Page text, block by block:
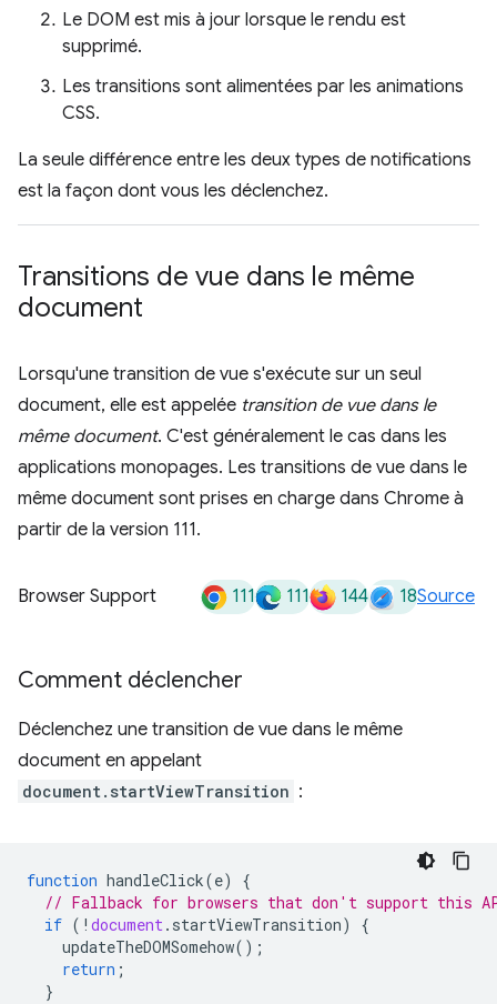
Le DOM est mis à jour lorsque le rendu est
supprimé.
Les transitions sont alimentées par les animations
CSS.
La seule différence entre les deux types de notifications
est la façon dont vous les déclenchez.
Transitions de vue dans le même
document
Lorsqu'une transition de vue s'exécute sur un seul
document, elle est appelée transition de vue dans le
même document. C'est généralement le cas dans les
applications monopages. Les transitions de vue dans le
même document sont prises en charge dans Chrome à
partir de la version 111.
Browser Support 111 111 144 18Source
Comment déclencher
Déclenchez une transition de vue dans le même
document en appelant
document.startViewTransition :
function handleClick(e)
{
// Fallback for browsers that don't support this
if ( ! document. startViewTransition)
{
updateTheDOMSomehow();
return ;
}